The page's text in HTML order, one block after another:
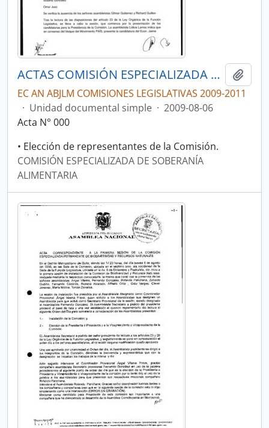
ACTAS COMISIÓN ESPECIALIZADA DE SOBERANÍA ALIMENTARIA, DESARROLLO DEL SECTOR AGROPECUARIO Y PESQUERO.
EC AN ABJLM COMISIONES LEGISLATIVAS 2009-2011
· Unidad documental simple · 2009-08-06
Acta N° 000
• Elección de representantes de la Comisión.
COMISIÓN ESPECIALIZADA DE SOBERANÍA
ALIMENTARIA